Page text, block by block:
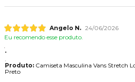
Angelo N. 24/06/2026
Eu recomendo esse produto.
.
Produto:Camiseta Masculina Vans Stretch
Preto